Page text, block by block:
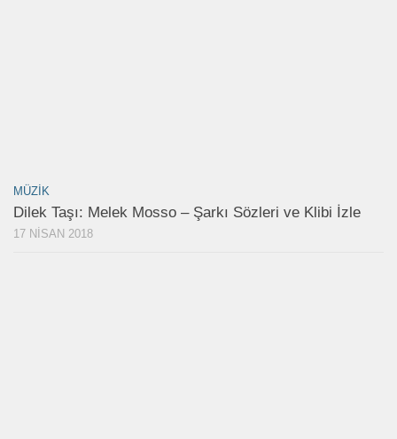
MÜZIK
Dilek Taşı: Melek Mosso – Şarkı Sözleri ve Klibi İzle
17 NISAN 2018